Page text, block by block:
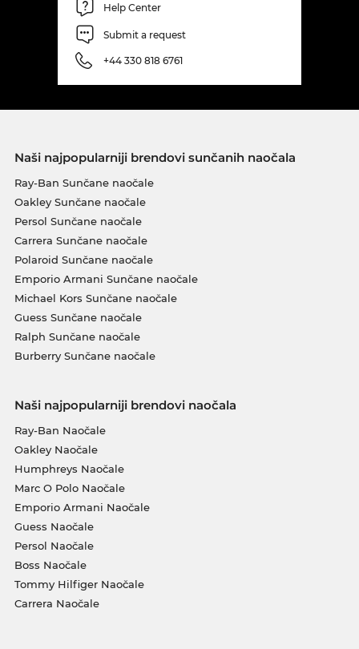
Help Center
Submit a request
+44 330 818 6761
Naši najpopularniji brendovi sunčanih naočala
Ray-Ban Sunčane naočale
Oakley Sunčane naočale
Persol Sunčane naočale
Carrera Sunčane naočale
Polaroid Sunčane naočale
Emporio Armani Sunčane naočale
Michael Kors Sunčane naočale
Guess Sunčane naočale
Ralph Sunčane naočale
Burberry Sunčane naočale
Naši najpopularniji brendovi naočala
Ray-Ban Naočale
Oakley Naočale
Humphreys Naočale
Marc O Polo Naočale
Emporio Armani Naočale
Guess Naočale
Persol Naočale
Boss Naočale
Tommy Hilfiger Naočale
Carrera Naočale